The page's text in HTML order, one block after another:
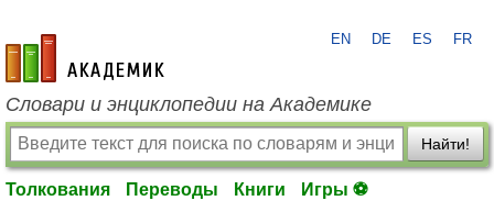
academic.ru
EN DE ES FR
Словари и энциклопедии на Академике
Найти!
Толкования Переводы Книги Игры ⚽